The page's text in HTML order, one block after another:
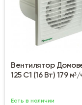
Вентилятор
125 С1 (16 Вт) 179
Есть в наличии